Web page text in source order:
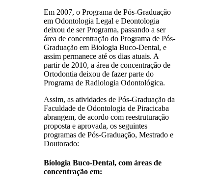
Em 2007, o Programa de Pós-Graduação
em Odontologia Legal e Deontologia
deixou de ser Programa, passando a ser
área de concentração do Programa de Pós-
Graduação em Biologia Buco-Dental, e
assim permanece até os dias atuais. A
partir de 2010, a área de concentração de
Ortodontia deixou de fazer parte do
Programa de Radiologia Odontológica.
Assim, as atividades de Pós-Graduação da
Faculdade de Odontologia de Piracicaba
abrangem, de acordo com reestruturação
proposta e aprovada, os seguintes
programas de Pós-Graduação, Mestrado e
Doutorado:
Biologia Buco-Dental, com áreas de
concentração em: